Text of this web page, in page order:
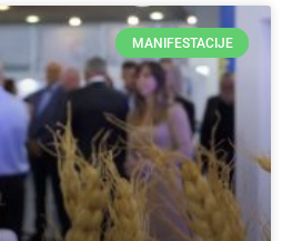
MANIFESTACIJE